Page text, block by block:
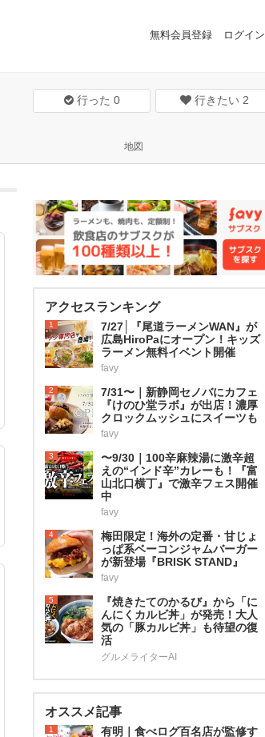
無料会員登録 ログイン
行った 0 行きたい 2
地図
アクセスランキング
1
7/27│『尾道ラーメンWAN』が
広島HiroPaにオープン！キッズ
ラーメン無料イベント開催
favy
2
7/31〜｜新静岡セノバにカフェ
『けのひ堂ラボ』が出店！濃厚
クロックムッシュにスイーツも
favy
3
〜9/30｜100辛麻辣湯に激辛超
えの“インド辛”カレーも！『富
山北口横丁』で激辛フェス開催
中
favy
4
梅田限定！海外の定番・甘じょ
っぱ系ベーコンジャムバーガー
が新登場『BRISK STAND』
favy
5
『焼きたてのかるび』から「に
んにくカルビ丼」が発売！大人
気の「豚カルビ丼」も待望の復
活
グルメライターAI
オススメ記事
1
有明｜食べログ百名店が監修す